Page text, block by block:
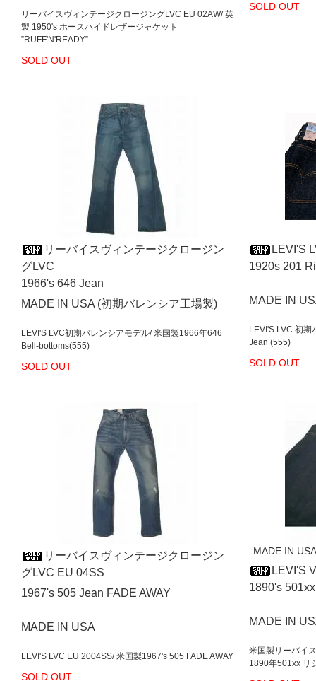
リーバイスヴィンテージクロージングLVC EU 02AW/ 英
製 1950's ホースハイドレザージャケット
”RUFF'N'READY”
SOLD OUT
SOLD OUT
リーバイスヴィンテージクロージン
グLVC
1966's 646 Jean
MADE IN USA (初期バレンシア工場製)
LEVI'S LVC初期バレンシアモデル/ 米国製1966年646
Bell-bottoms(555)
SOLD OUT
LEVI'S
1920s 201
MADE IN
LEVI'S LVC 初
Jean (555)
SOLD OUT
リーバイスヴィンテージクロージン
グLVC EU 04SS
1967's 505 Jean FADE AWAY
MADE IN USA
LEVI'S LVC EU 2004SS/ 米国製1967's 505 FADE AWAY
SOLD OUT
MADE IN
LEVI'S
1890's
MADE IN
米国製リーバイ
1890年501xx リ